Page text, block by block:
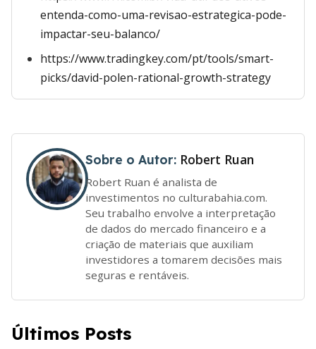
entenda-como-uma-revisao-estrategica-pode-
impactar-seu-balanco/
https://www.tradingkey.com/pt/tools/smart-
picks/david-polen-rational-growth-strategy
Sobre o Autor: Robert Ruan
Robert Ruan é analista de
investimentos no culturabahia.com.
Seu trabalho envolve a interpretação
de dados do mercado financeiro e a
criação de materiais que auxiliam
investidores a tomarem decisões mais
seguras e rentáveis.
Últimos Posts